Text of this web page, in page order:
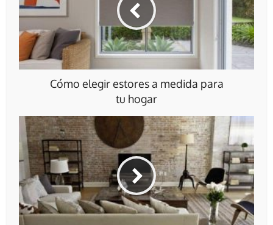
Cómo elegir estores a medida para
tu hogar